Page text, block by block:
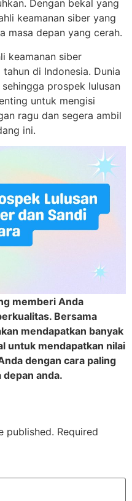
Dengan bekal yang
keamanan siber yang
masa depan yang cerah.
keamanan siber
di Indonesia. Dunia
prospek lulusan
untuk mengisi
ragu dan segera ambil
ini.
memberi Anda
Bersama
mendapatkan banyak
untuk mendapatkan nilai
dengan cara paling
anda.
published. Required